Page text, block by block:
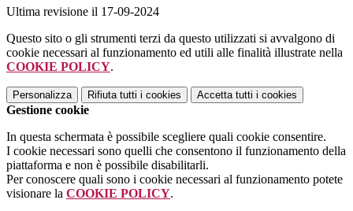
Ultima revisione il 17-09-2024
Questo sito o gli strumenti terzi da questo utilizzati si avvalgono di
cookie necessari al funzionamento ed utili alle finalità illustrate nella
COOKIE POLICY.
Personalizza Rifiuta tutti i cookies Accetta tutti i cookies
Gestione cookie
In questa schermata è possibile scegliere quali cookie consentire.
I cookie necessari sono quelli che consentono il funzionamento della
piattaforma e non è possibile disabilitarli.
Per conoscere quali sono i cookie necessari al funzionamento potete
visionare la COOKIE POLICY.